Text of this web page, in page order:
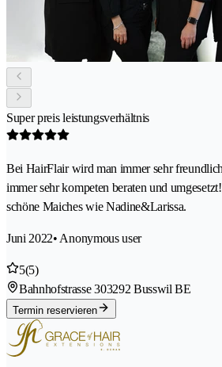
Super preis leistungsverhältnis
Bei HairFlair wird man immer sehr
immer sehr kompeten beraten und
schöne Maiches wie Nadine&Larissa.
Juni 2022• Anonymous user
5(5)
Bahnhofstrasse 303292 Busswil BE
Termin reservieren